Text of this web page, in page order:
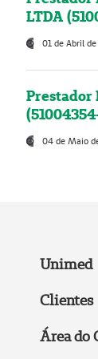
LTDA
01 de Abril
Prestador
04 de Maio
Unimed
Clientes
Área do